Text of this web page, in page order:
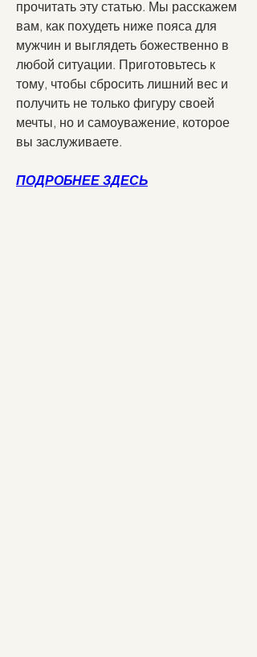
прочитать эту статью. Мы расскажем
вам, как похудеть ниже пояса для
мужчин и выглядеть божественно в
любой ситуации. Приготовьтесь к
тому, чтобы сбросить лишний вес и
получить не только фигуру своей
мечты, но и самоуважение, которое
вы заслуживаете.
ПОДРОБНЕЕ ЗДЕСЬ